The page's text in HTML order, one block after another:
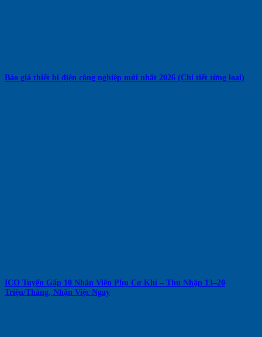
Báo giá thiết bị điện công nghiệp mới nhất 2026 (Chi tiết từng loại)
ICO Tuyển Gấp 10 Nhân Viên Phụ Cơ Khí – Thu Nhập 13–20
Triệu/Tháng, Nhận Việc Ngay